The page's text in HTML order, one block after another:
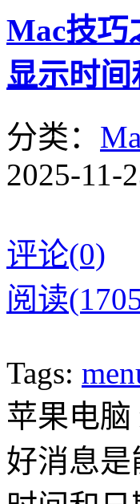
Mac技巧
显示时
分类：
2025-11-
评论(0)
阅读
Tags:
苹果电脑
好消息